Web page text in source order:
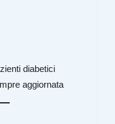
diabetici
aggiornata